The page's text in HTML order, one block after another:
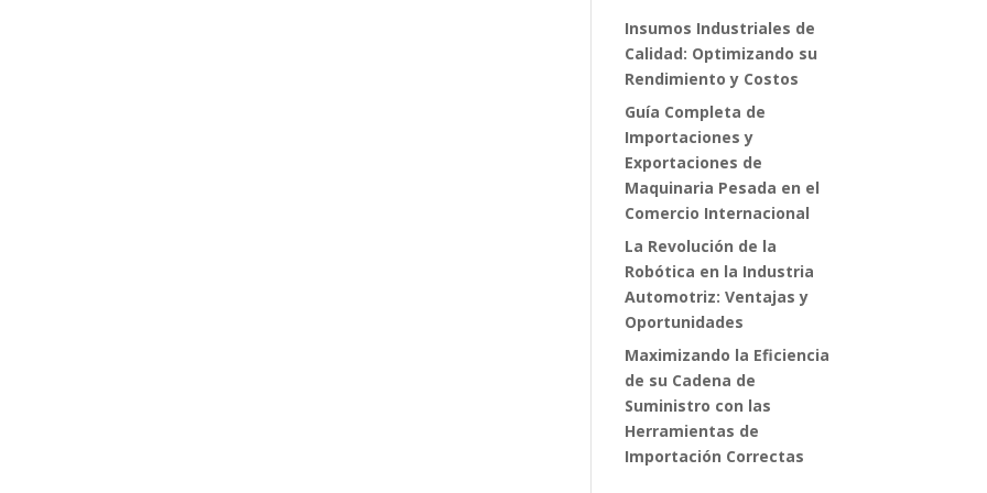
Insumos Industriales de
Calidad: Optimizando su
Rendimiento y Costos
Guía Completa de
Importaciones y
Exportaciones de
Maquinaria Pesada en el
Comercio Internacional
La Revolución de la
Robótica en la Industria
Automotriz: Ventajas y
Oportunidades
Maximizando la Eficiencia
de su Cadena de
Suministro con las
Herramientas de
Importación Correctas